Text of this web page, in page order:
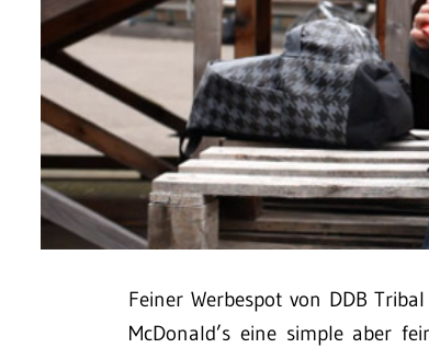
Feiner Werbespot von DDB
McDonald’s eine simple aber